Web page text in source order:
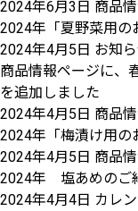
2024年6月3日 商品
2024年「夏野菜用の
2024年4月5日 お知
商品情報ページに、
を追加しました
2024年4月5日 商品
2024年「梅漬け用の
2024年4月5日 商品
2024年 塩あめのご
2024年4月4日 カレ